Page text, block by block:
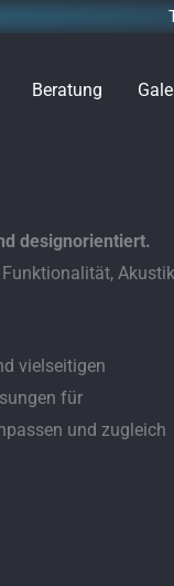
Beratung
designorientiert.
Akustik
vielseitigen
für
und zugleich